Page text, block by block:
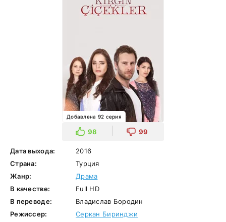
Добавлена 92 серия
98 99
Дата выхода:
2016
Страна:
Турция
Жанр:
Драма
В качестве:
Full HD
В переводе:
Владислав Бородин
Режиссер:
Серкан Биринджи